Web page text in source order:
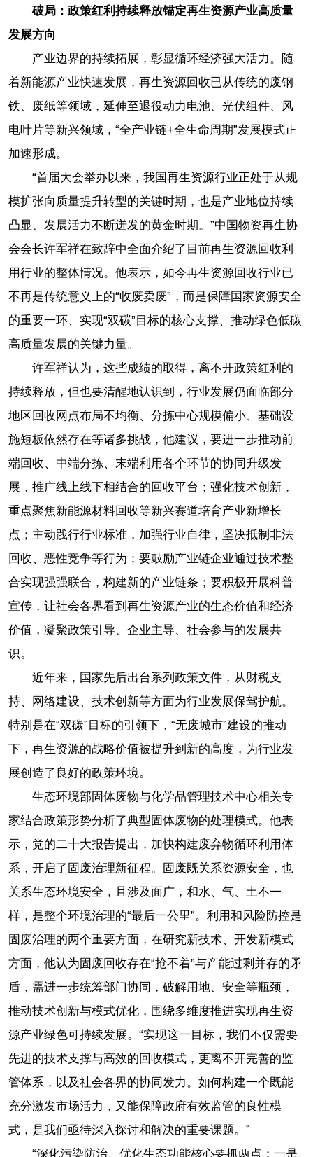
破局：政策红利持续释放锚定再生资源产业高质量
发展方向
产业边界的持续拓展，彰显循环经济强大活力。随
着新能源产业快速发展，再生资源回收已从传统的废钢
铁、废纸等领域，延伸至退役动力电池、光伏组件、风
电叶片等新兴领域，“全产业链+全生命周期”发展模式正
加速形成。
“首届大会举办以来，我国再生资源行业正处于从规
模扩张向质量提升转型的关键时期，也是产业地位持续
凸显、发展活力不断迸发的黄金时期。”中国物资再生协
会会长许军祥在致辞中全面介绍了目前再生资源回收利
用行业的整体情况。他表示，如今再生资源回收行业已
不再是传统意义上的“收废卖废”，而是保障国家资源安全
的重要一环、实现“双碳”目标的核心支撑、推动绿色低碳
高质量发展的关键力量。
许军祥认为，这些成绩的取得，离不开政策红利的
持续释放，但也要清醒地认识到，行业发展仍面临部分
地区回收网点布局不均衡、分拣中心规模偏小、基础设
施短板依然存在等诸多挑战，他建议，要进一步推动前
端回收、中端分拣、末端利用各个环节的协同升级发
展，推广线上线下相结合的回收平台；强化技术创新，
重点聚焦新能源材料回收等新兴赛道培育产业新增长
点；主动践行行业标准，加强行业自律，坚决抵制非法
回收、恶性竞争等行为；要鼓励产业链企业通过技术整
合实现强强联合，构建新的产业链条；要积极开展科普
宣传，让社会各界看到再生资源产业的生态价值和经济
价值，凝聚政策引导、企业主导、社会参与的发展共
识。
近年来，国家先后出台系列政策文件，从财税支
持、网络建设、技术创新等方面为行业发展保驾护航。
特别是在“双碳”目标的引领下，“无废城市”建设的推动
下，再生资源的战略价值被提升到新的高度，为行业发
展创造了良好的政策环境。
生态环境部固体废物与化学品管理技术中心相关专
家结合政策形势分析了典型固体废物的处理模式。他表
示，党的二十大报告提出，加快构建废弃物循环利用体
系，开启了固废治理新征程。固废既关系资源安全，也
关系生态环境安全，且涉及面广，和水、气、土不一
样，是整个环境治理的“最后一公里”。利用和风险防控是
固废治理的两个重要方面，在研究新技术、开发新模式
方面，他认为固废回收存在“抢不着”与产能过剩并存的矛
盾，需进一步统筹部门协同，破解用地、安全等瓶颈，
推动技术创新与模式优化，围绕多维度推进实现再生资
源产业绿色可持续发展。“实现这一目标，我们不仅需要
先进的技术支撑与高效的回收模式，更离不开完善的监
管体系，以及社会各界的协同发力。如何构建一个既能
充分激发市场活力，又能保障政府有效监管的良性模
式，是我们亟待深入探讨和解决的重要课题。”
“深化污染防治、优化生态功能核心要抓两点：一是